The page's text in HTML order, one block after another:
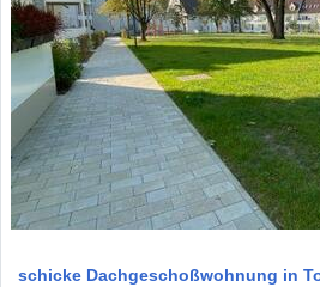
schicke Dachgeschoßwohnung in